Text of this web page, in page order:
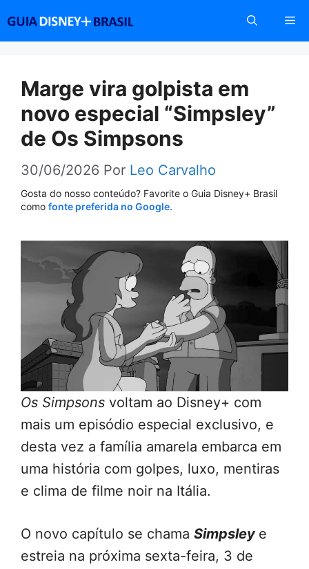
conteúdo
Marge vira golpista em
novo especial “Simpsley”
de Os Simpsons
30/06/2026 Por Leo Carvalho
Gosta do nosso conteúdo? Favorite o Guia Disney+ Brasil
como fonte preferida no Google.
Os Simpsons voltam ao Disney+ com
mais um episódio especial exclusivo, e
desta vez a família amarela embarca em
uma história com golpes, luxo, mentiras
e clima de filme noir na Itália.
O novo capítulo se chama Simpsley e
estreia na próxima sexta-feira, 3 de